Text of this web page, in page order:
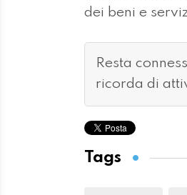
dei beni e
Resta
ricorda di
Tags